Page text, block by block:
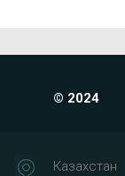
© 2024
Казахстан